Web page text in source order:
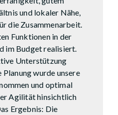
und lokaler Nähe,
die Zusammenarbeit.
Funktionen in der
im Budget realisiert.
Unterstützung
wurde unsere
und optimal
Agilität hinsichtlich
Ergebnis: Die